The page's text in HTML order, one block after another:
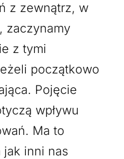
z zewnątrz, w
zaczynamy
z tymi
początkowo
Pojęcie
wpływu
Ma to
inni nas